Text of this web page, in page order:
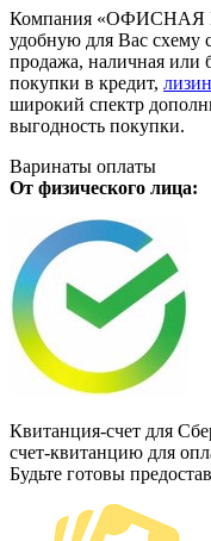
Компания «ОФИСНАЯ
удобную для Вас схему
продажа, наличная или
покупки в кредит,
широкий спектр
выгодность покупки.
Варинаты оплаты
От физического лица:
Квитанция-счет для
счет-квитанцию для
Будьте готовы